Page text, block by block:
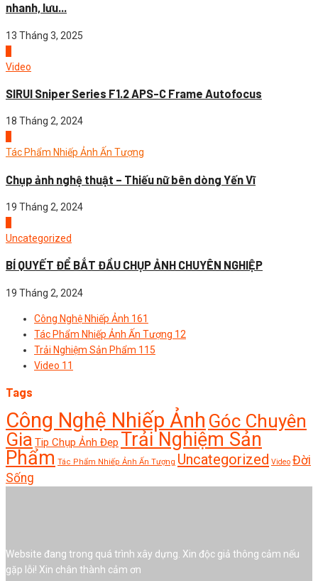
nhanh, lưu...
13 Tháng 3, 2025
Video
SIRUI Sniper Series F1.2 APS-C Frame Autofocus
18 Tháng 2, 2024
Tác Phẩm Nhiếp Ảnh Ấn Tượng
Chụp ảnh nghệ thuật – Thiếu nữ bên dòng Yến Vĩ
19 Tháng 2, 2024
Uncategorized
BÍ QUYẾT ĐỂ BẮT ĐẦU CHỤP ẢNH CHUYÊN NGHIỆP
19 Tháng 2, 2024
Công Nghệ Nhiếp Ảnh 161
Tác Phẩm Nhiếp Ảnh Ấn Tượng 12
Trải Nghiệm Sản Phẩm 115
Video 11
Tags
Công Nghệ Nhiếp Ảnh Góc Chuyên
Gia Tip Chụp Ảnh Đẹp Trải Nghiệm Sản
Phẩm Tác Phẩm Nhiếp Ảnh Ấn Tượng Uncategorized Video Đời
Sống
Website đang trong quá trình xây dựng. Xin độc giả thông cảm nếu
gặp lỗi! Xin chân thành cảm ơn